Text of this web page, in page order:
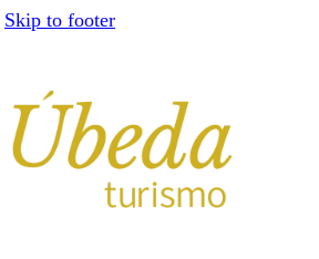
Skip to footer